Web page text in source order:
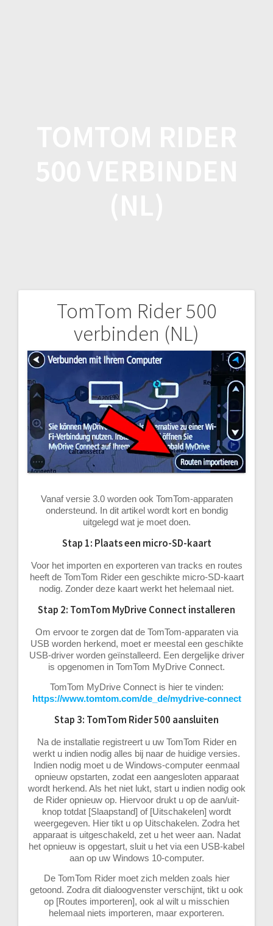
TomTom Rider 500
verbinden (NL)
Vanaf versie 3.0 worden ook TomTom-apparaten
ondersteund. In dit artikel wordt kort en bondig
uitgelegd wat je moet doen.
Stap 1: Plaats een micro-SD-kaart
Voor het importen en exporteren van tracks en routes
heeft de TomTom Rider een geschikte micro-SD-kaart
nodig. Zonder deze kaart werkt het helemaal niet.
Stap 2: TomTom MyDrive Connect installeren
Om ervoor te zorgen dat de TomTom-apparaten via
USB worden herkend, moet er meestal een geschikte
USB-driver worden geïnstalleerd. Een dergelijke driver
is opgenomen in TomTom MyDrive Connect.
TomTom MyDrive Connect is hier te vinden:
https://www.tomtom.com/de_de/mydrive-connect
Stap 3: TomTom Rider 500 aansluiten
Na de installatie registreert u uw TomTom Rider en
werkt u indien nodig alles bij naar de huidige versies.
Indien nodig moet u de Windows-computer eenmaal
opnieuw opstarten, zodat een aangesloten apparaat
wordt herkend. Als het niet lukt, start u indien nodig ook
de Rider opnieuw op. Hiervoor drukt u op de aan/uit-
knop totdat [Slaapstand] of [Uitschakelen] wordt
weergegeven. Hier tikt u op Uitschakelen. Zodra het
apparaat is uitgeschakeld, zet u het weer aan. Nadat
het opnieuw is opgestart, sluit u het via een USB-kabel
aan op uw Windows 10-computer.
De TomTom Rider moet zich melden zoals hier
getoond. Zodra dit dialoogvenster verschijnt, tikt u ook
op [Routes importeren], ook al wilt u misschien
helemaal niets importeren, maar exporteren.
Bericht
navigatie